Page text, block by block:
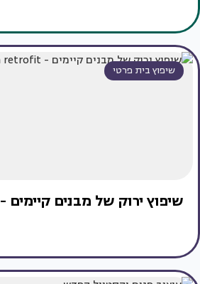
שיפוץ בית פרטי
שיפוץ ירוק של מבנים קיימים - green retrofit